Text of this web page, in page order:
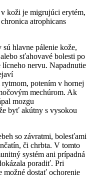
koži je migrujúci erytém,
atrophicans
hlavne pálenie kože,
sťahovavé bolesti po
nervu. Napadnutie
potením v hornej
mechúrom. Ak
mozgu
byť akútny s vysokou
so závratmi, bolesťami
či chrbta. V tomto
systém ani prípadná
poradiť. Pri
možné dostať ochorenie